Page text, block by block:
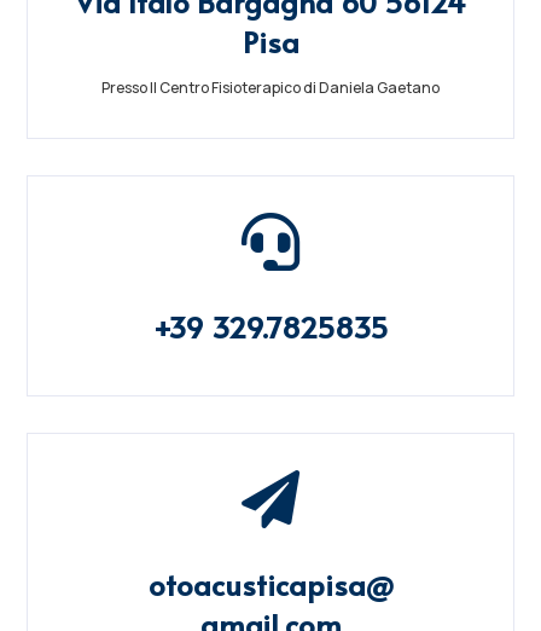
Pisa
Presso Il Centro Fisioterapico di Daniela Gaetano

+39 329.7825835

otoacusticapisa@